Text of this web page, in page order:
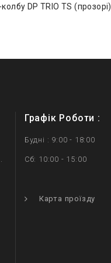
DP TRIO TS
Графік Роботи :
Будні : 9:00 - 18:00
Сб: 10:00 - 15:00
Карта проїзду